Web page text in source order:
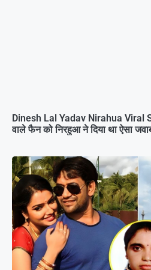
Dinesh Lal Yadav Nirahua Viral
वाले फैन को निरहुआ ने दिया था ऐसा